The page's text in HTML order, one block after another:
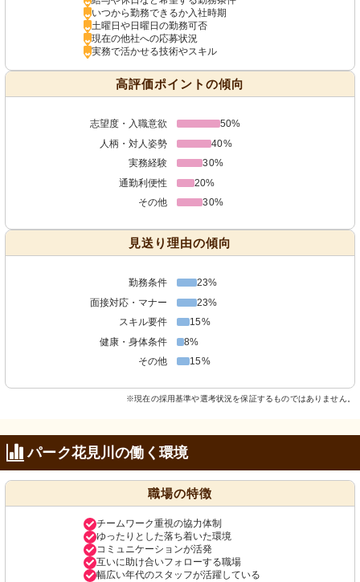
いつから勤務できるか入社時期
土曜日や日曜日の勤務可否
現在の他社への応募状況
実務で活かせる技術やスキル
高評価ポイントの傾向
志望度・入職意欲
50%
人柄・対人姿勢
40%
実務経験
30%
通勤利便性
20%
その他
30%
見送り理由の傾向
勤務条件
23%
面接対応・マナー
23%
スキル要件
15%
健康・身体条件
8%
その他
15%
※現在の採用基準や選考状況を保証するものではありません。
パーク花見川の働く環境
職場の特徴
チームワーク重視の協力体制
ゆったりとした落ち着いた環境
コミュニケーションが活発
互いに助け合いフォローする職場
幅広い年代のスタッフが活躍している